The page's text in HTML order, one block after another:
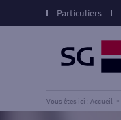
Particuliers
Vous êtes ici : Accueil